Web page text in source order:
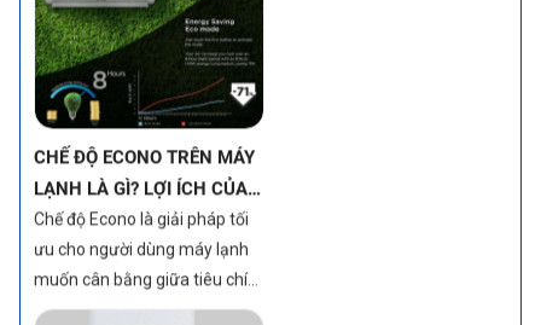
ưu cho người dùng máy lạnh
muốn cân bằng giữa tiêu chí
mát lạnh và tiết kiệm điện
năng. Một trong những tính
điều đó chính là chế độ Econo.
CHẾ ĐỘ MODE TRÊN MÁY
LẠNH LÀ GÌ? CÁCH SỬ